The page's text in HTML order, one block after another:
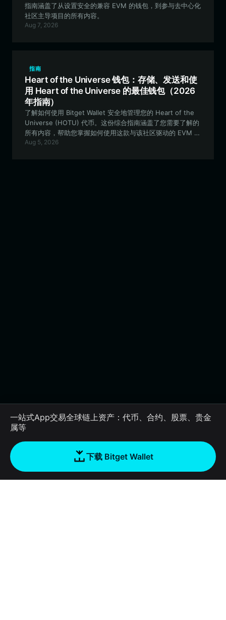
指南涵盖了从设置安全的兼容 EVM 的钱包，到参与去中心化
社区主导项目的所有内容。
Aug 7, 2026
指南
Heart of the Universe 钱包：存储、发送和使
用 Heart of the Universe 的最佳钱包（2026
年指南）
了解如何使用 Bitget Wallet 安全地管理您的 Heart of the
Universe (HOTU) 代币。这份综合指南涵盖了您需要了解的
所有内容，帮助您掌握如何使用这款与该社区驱动的 EVM 生
态系统进行交互的最佳钱包。
Aug 5, 2026
一站式App交易全球链上资产：代币、合约、股票、贵金
属等
下载 Bitget Wallet